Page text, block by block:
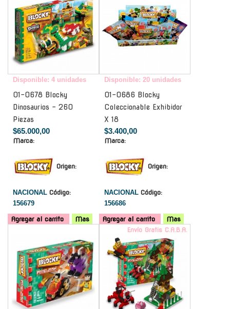
Disponible: 4 unidades
01-0678 Blocky
Dinosaurios - 260
Piezas
$65.000,00
Marca:
Origen:
NACIONAL Código:
156679
Agregar al carrito Mas
Disponible: 20 unidades
01-0686 Blocky
Coleccionable Exhibidor
X 18
$3.400,00
Marca:
Origen:
NACIONAL Código:
156686
Agregar al carrito
Mas
Envío Gratis C.A.B.A.